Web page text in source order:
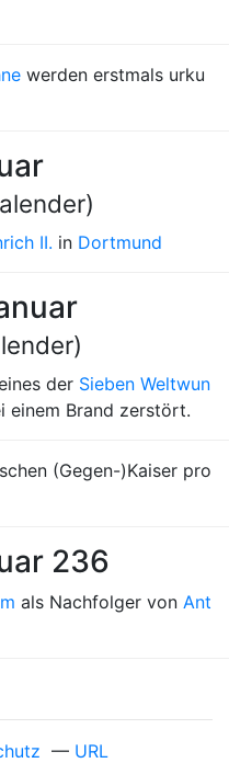
werden erstmals urku
II. in Dortmund
der Sieben Weltwun
einem Brand zerstört.
(Gegen-)Kaiser pro
236
als Nachfolger von Ant
— URL